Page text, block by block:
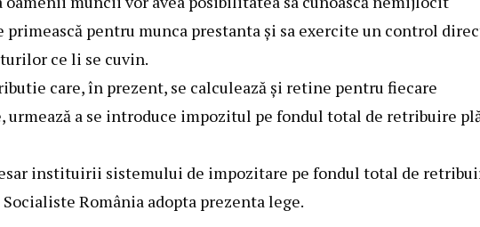
pentru munca prestanta şi sa exercite un control
ce li se cuvin.
care, în prezent, se calculează şi retine pentru fiecare
urmează a se introduce impozitul pe fondul total de retribuire
instituirii sistemului de impozitare pe fondul total de
România adopta prezenta lege.